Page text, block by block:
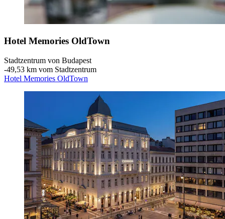
Hotel Memories OldTown
Stadtzentrum von Budapest
‐49,53 km vom Stadtzentrum
Hotel Memories OldTown